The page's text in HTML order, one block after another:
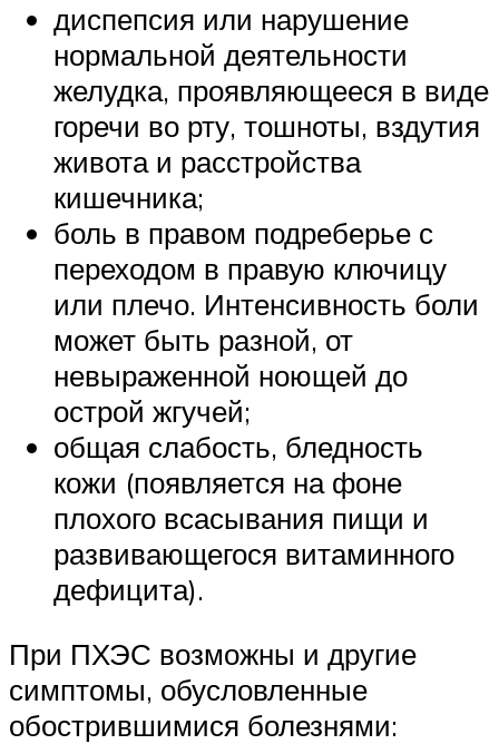
диспепсия или нарушение
нормальной деятельности
желудка, проявляющееся в виде
горечи во рту, тошноты, вздутия
живота и расстройства
кишечника;
боль в правом подреберье с
переходом в правую ключицу
или плечо. Интенсивность боли
может быть разной, от
невыраженной ноющей до
острой жгучей;
общая слабость, бледность
кожи (появляется на фоне
плохого всасывания пищи и
развивающегося витаминного
дефицита).
При ПХЭС возможны и другие
симптомы, обусловленные
обострившимися болезнями: